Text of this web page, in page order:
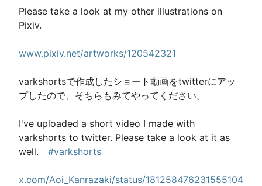
Please take a look at my other illustrations on
Pixiv.
www.pixiv.net/artworks/120542321
varkshortsで作成したショート動画をtwitterにアッ
プしたので、そちらもみてやってください。
I've uploaded a short video I made with
varkshorts to twitter. Please take a look at it as
well. #varkshorts
x.com/Aoi_Kanrazaki/status/181258476231555104